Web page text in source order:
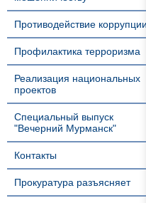
Противодействие коррупции
Профилактика терроризма
Реализация национальных
проектов
Специальный выпуск
"Вечерний Мурманск"
Контакты
Прокуратура разъясняет